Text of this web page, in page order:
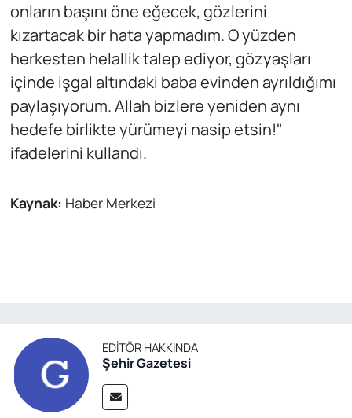
onların başını öne eğecek, gözlerini
kızartacak bir hata yapmadım. O yüzden
herkesten helallik talep ediyor, gözyaşları
içinde işgal altındaki baba evinden ayrıldığımı
paylaşıyorum. Allah bizlere yeniden aynı
hedefe birlikte yürümeyi nasip etsin!"
ifadelerini kullandı.
Kaynak: Haber Merkezi
EDITÖR HAKKINDA
Şehir Gazetesi